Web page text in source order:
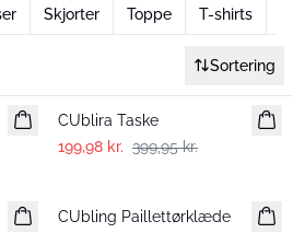
Skjorter Toppe T-shirts
Sortering
CUblira Taske
199,98 kr. 399,95 kr.
CUbling Paillettørklæde